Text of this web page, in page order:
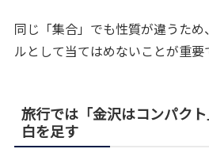
同じ「集合」でも性質が違うた
ルとして当てはめないことが重要
旅行では「金沢はコンパク
白を足す